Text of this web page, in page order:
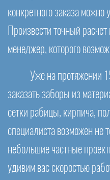
конкретного заказа
Произвести точный
менеджер, которого
Уже на протяжении
заказать заборы из
сетки рабицы, кирпича,
специалиста возможен не
небольшие частные
удивим вас скоростью